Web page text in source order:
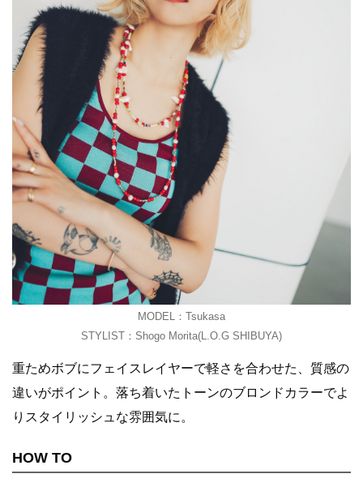
MODEL：Tsukasa
STYLIST：Shogo Morita(L.O.G SHIBUYA)
重ためボブにフェイスレイヤーで軽さを合わせた、質感の
違いがポイント。落ち着いたトーンのブロンドカラーでよ
りスタイリッシュな雰囲気に。
HOW TO